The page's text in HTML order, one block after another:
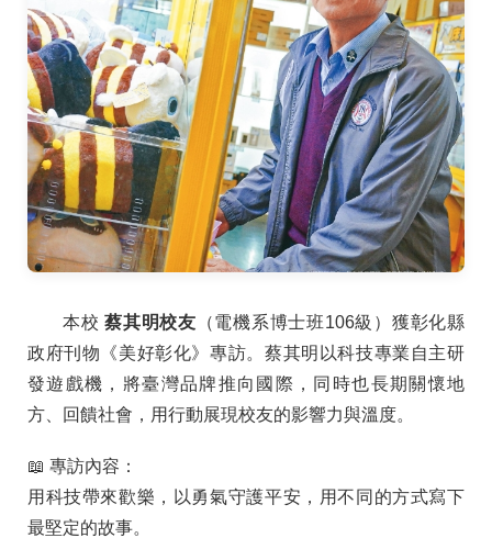
本校蔡其明校友 （電機系博士班106級）獲彰化縣
政府刊物《美好彰化》專訪。蔡其明以科技專業自主研
發遊戲機，將臺灣品牌推向國際，同時也長期關懷地
方、回饋社會，用行動展現校友的影響力與溫度。
📖 專訪內容：
用科技帶來歡樂，以勇氣守護平安，用不同的方式寫下
最堅定的故事。